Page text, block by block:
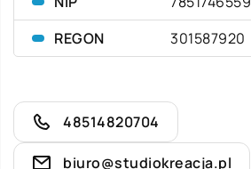
REGON
301587920
48514820704
biuro@studiokreacja.pl